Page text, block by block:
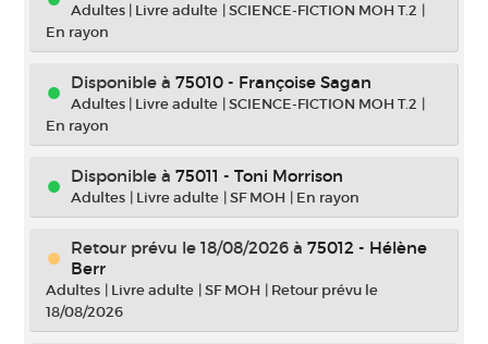
Adultes | Livre adulte |SCIENCE-FICTION MOH T.2 |
En rayon
Disponible à 75010 - Françoise Sagan
Adultes | Livre adulte |SCIENCE-FICTION MOH T.2 |
En rayon
Disponible à 75011 - Toni Morrison
Adultes | Livre adulte |SF MOH | En rayon
Retour prévu le 18/08/2026 à 75012 - Hélène
Berr
Adultes | Livre adulte |SF MOH | Retour prévu le
18/08/2026